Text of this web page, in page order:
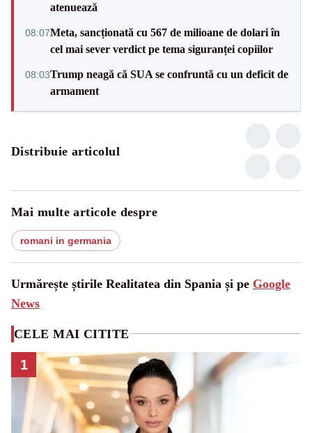
atenuează
08:07Meta, sancționată cu 567 de milioane de dolari în
cel mai sever verdict pe tema siguranței copiilor
08:03Trump neagă că SUA se confruntă cu un deficit de
armament
Distribuie articolul
Mai multe articole despre
romani in germania
Urmărește știrile Realitatea din Spania și pe Google
News
CELE MAI CITITE
1